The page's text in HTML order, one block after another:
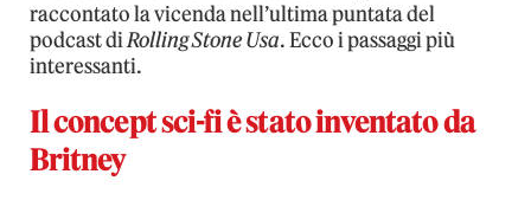
raccontato la vicenda nell’ultima puntata del
podcast diRolling Stone Usa. Ecco i passaggi più
interessanti.
Il concept sci-fi è stato inventato da
Britney